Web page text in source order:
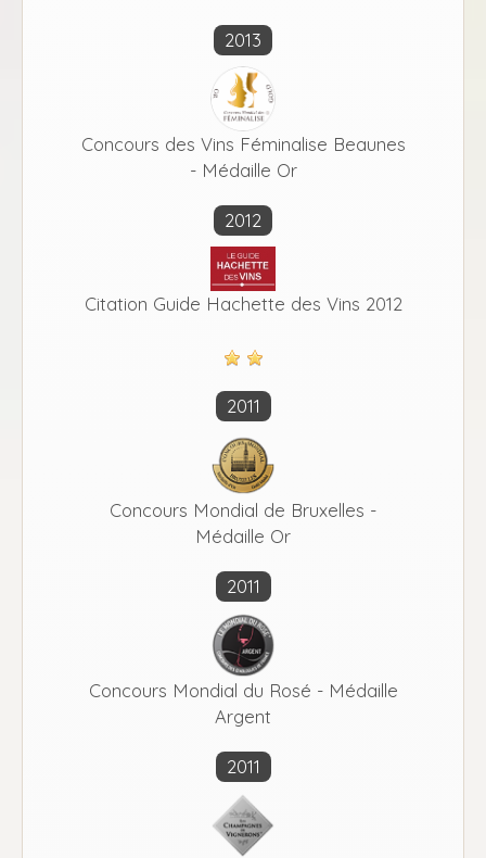
2013
Concours des Vins Féminalise Beaunes
- Médaille Or
2012
Citation Guide Hachette des Vins 2012
2011
Concours Mondial de Bruxelles -
Médaille Or
2011
Concours Mondial du Rosé - Médaille
Argent
2011